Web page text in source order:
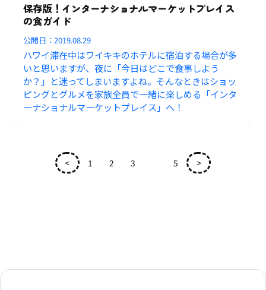
保存版！インターナショナルマーケットプレイス
の食ガイド
公開日：2019.08.29
ハワイ滞在中はワイキキのホテルに宿泊する場合が多
いと思いますが、夜に「今日はどこで食事しよう
か？」と迷ってしまいますよね。そんなときはショッ
ピングとグルメを家族全員で一緒に楽しめる「インタ
ーナショナルマーケットプレイス」へ！
< 1 2 3 5 >